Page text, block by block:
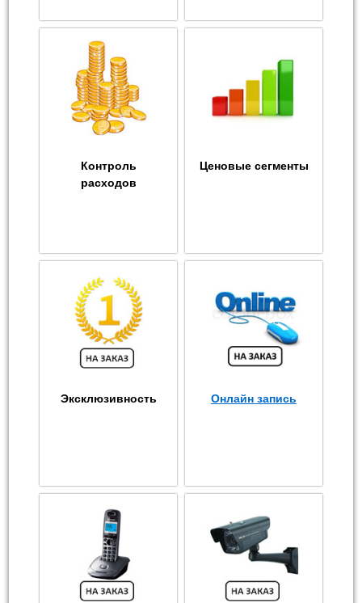
Контроль
расходов
Ценовые сегменты
Эксклюзивность Онлайн запись